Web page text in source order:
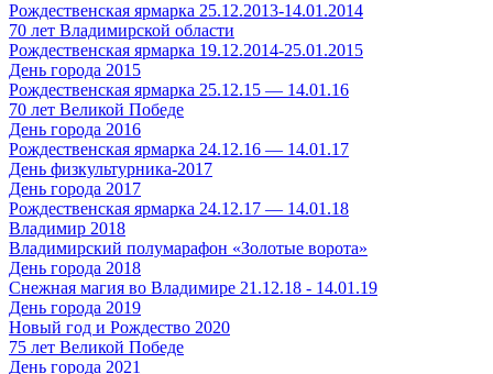
Рождественская ярмарка 25.12.2013-14.01.2014
70 лет Владимирской области
Рождественская ярмарка 19.12.2014-25.01.2015
День города 2015
Рождественская ярмарка 25.12.15 — 14.01.16
70 лет Великой Победе
День города 2016
Рождественская ярмарка 24.12.16 — 14.01.17
День физкультурника-2017
День города 2017
Рождественская ярмарка 24.12.17 — 14.01.18
Владимир 2018
Владимирский полумарафон «Золотые ворота»
День города 2018
Снежная магия во Владимире 21.12.18 - 14.01.19
День города 2019
Новый год и Рождество 2020
75 лет Великой Победе
День города 2021